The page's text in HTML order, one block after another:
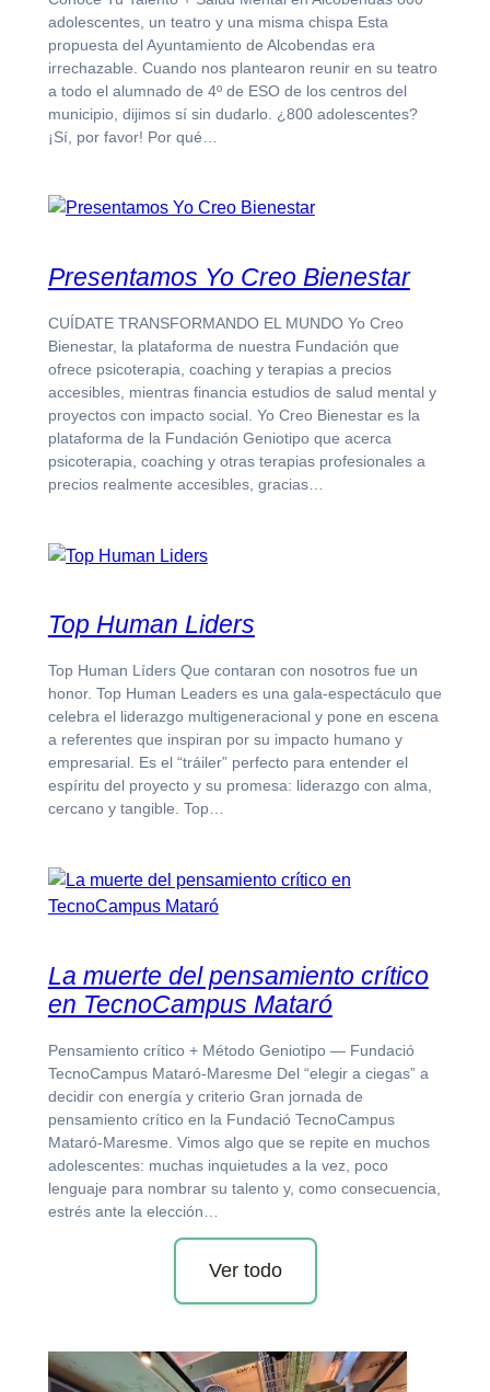
adolescentes, un teatro y una misma chispa Esta
propuesta del Ayuntamiento de Alcobendas era
irrechazable. Cuando nos plantearon reunir en su teatro
a todo el alumnado de 4º de ESO de los centros del
municipio, dijimos sí sin dudarlo. ¿800 adolescentes?
¡Sí, por favor! Por qué…
Presentamos Yo Creo Bienestar
CUÍDATE TRANSFORMANDO EL MUNDO Yo Creo
Bienestar, la plataforma de nuestra Fundación que
ofrece psicoterapia, coaching y terapias a precios
accesibles, mientras financia estudios de salud mental y
proyectos con impacto social. Yo Creo Bienestar es la
plataforma de la Fundación Geniotipo que acerca
psicoterapia, coaching y otras terapias profesionales a
precios realmente accesibles, gracias…
Top Human Liders
Top Human Líders Que contaran con nosotros fue un
honor. Top Human Leaders es una gala-espectáculo que
celebra el liderazgo multigeneracional y pone en escena
a referentes que inspiran por su impacto humano y
empresarial. Es el “tráiler” perfecto para entender el
espíritu del proyecto y su promesa: liderazgo con alma,
cercano y tangible. Top…
La muerte del pensamiento crítico
en TecnoCampus Mataró
Pensamiento crítico + Método Geniotipo — Fundació
TecnoCampus Mataró-Maresme Del “elegir a ciegas” a
decidir con energía y criterio Gran jornada de
pensamiento crítico en la Fundació TecnoCampus
Mataró-Maresme. Vimos algo que se repite en muchos
adolescentes: muchas inquietudes a la vez, poco
lenguaje para nombrar su talento y, como consecuencia,
estrés ante la elección…
Ver todo